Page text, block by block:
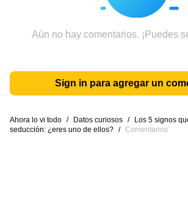
Aún no hay comentarios. ¡Puedes
Sign in para agregar un
Ahora lo vi todo / Datos curiosos /
Los 5 signos
seducción: ¿eres uno de ellos? / Comentarios